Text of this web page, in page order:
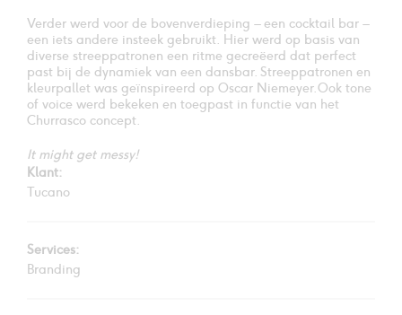
Verder werd voor de bovenverdieping – een cocktail bar –
een iets andere insteek gebruikt. Hier werd op basis van
diverse streeppatronen een ritme gecreëerd dat perfect
past bij de dynamiek van een dansbar. Streeppatronen en
kleurpallet was geïnspireerd op Oscar Niemeyer.Ook tone
of voice werd bekeken en toegpast in functie van het
Churrasco concept.
It might get messy!
Klant:
Tucano
Services:
Branding